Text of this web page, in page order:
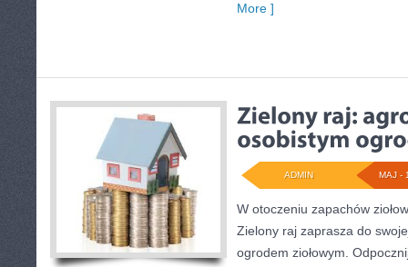
More ]
MAJ -
ADMIN
W otoczeniu zapachów
Zielony raj zaprasza do
ogrodem ziołowym.